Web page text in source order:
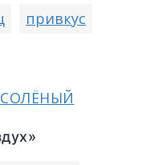
привкус
СОЛЁНЫЙ